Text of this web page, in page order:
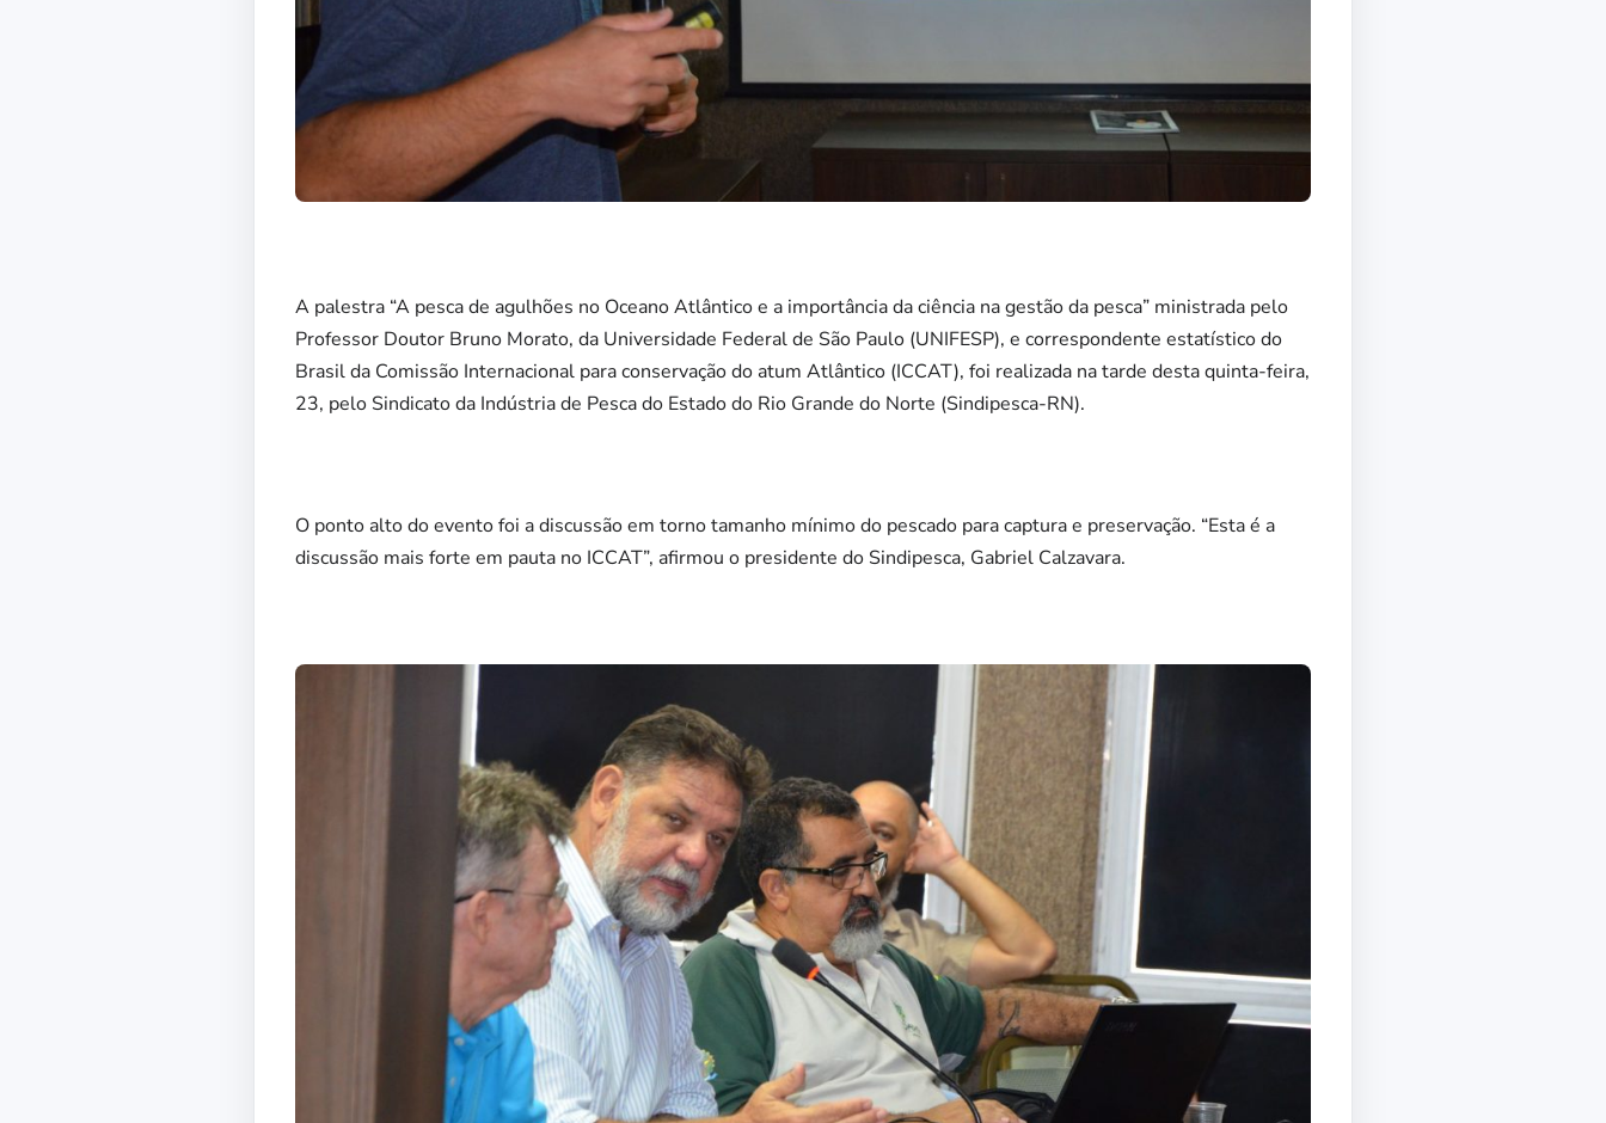
A palestra “A pesca de agulhões no Oceano Atlântico e a importância da ciência na gestão da pesca” ministrada pelo
Professor Doutor Bruno Morato, da Universidade Federal de São Paulo (UNIFESP), e correspondente estatístico do
Brasil da Comissão Internacional para conservação do atum Atlântico (ICCAT), foi realizada na tarde desta quinta-feira,
23, pelo Sindicato da Indústria de Pesca do Estado do Rio Grande do Norte (Sindipesca-RN).
O ponto alto do evento foi a discussão em torno tamanho mínimo do pescado para captura e preservação. “Esta é a
discussão mais forte em pauta no ICCAT”, afirmou o presidente do Sindipesca, Gabriel Calzavara.